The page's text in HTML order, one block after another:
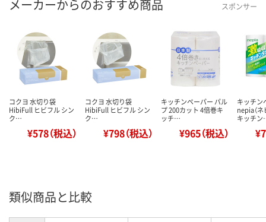
メーカーからのおすすめ商品 スポンサー
コクヨ 水切り袋
HibiFull ヒビフル シン
ク…
¥578（税込）
コクヨ 水切り袋
HibiFull ヒビフル シン
ク…
¥798（税込）
キッチンペーパー パル
プ 200カット 4倍巻キ
ッチ…
¥965（税込）
キッチン
nepia（ネ
キッチ
類似商品と比較